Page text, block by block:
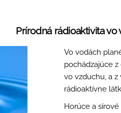
Prírodná rádioaktivita vo
Vo vodách
pochádzajúce
vo vzduchu, a
rádioaktívne
Horúce a